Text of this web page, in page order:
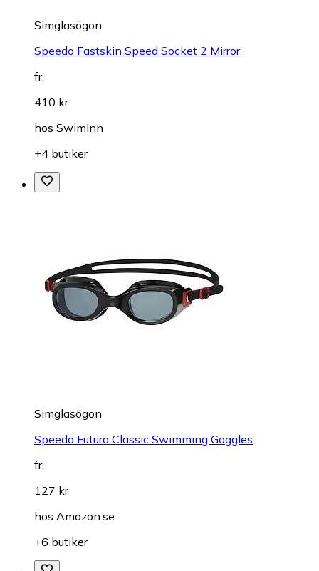
Simglasögon
Speedo Fastskin Speed Socket 2 Mirror
fr.
410 kr
hos SwimInn
+4 butiker
Simglasögon
Speedo Futura Classic Swimming Goggles
fr.
127 kr
hos Amazon.se
+6 butiker